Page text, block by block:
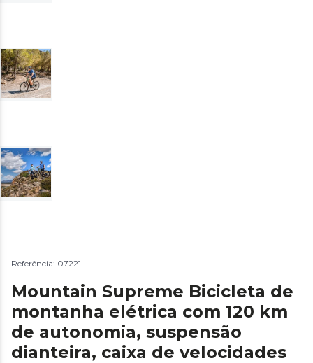
Referência: 07221
Mountain Supreme Bicicleta de
montanha elétrica com 120 km
de autonomia, suspensão
dianteira, caixa de velocidades